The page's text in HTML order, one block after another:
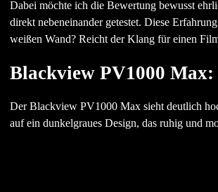
Dabei möchte ich die Bewertung bewusst
direkt nebeneinander getestet. Diese
weißen Wand? Reicht der Klang für einen
Blackview PV1000
Der Blackview PV1000 Max sieht deutlich
auf ein dunkelgraues Design, das ruhig und